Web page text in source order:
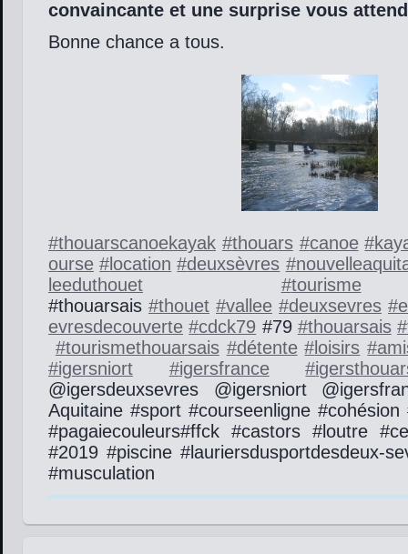
convaincante et une surprise vous
Bonne chance a tous.
#thouarscanoekayak #thouars #canoe #
ourse # location #deuxsèvres #
leeduthouet
#tourisme
#thouarsais #thouet #vallee #deuxsevres #
evresdecouverte #cdck79 #79 #thouarsais #
#tourismethouarsais #détente # loisirs #
#igersniort #igersfrance #
@igersdeuxsevres @igersniort
Aquitaine #sport #courseenligne #cohésion
#pagaiecouleurs#ffck #castors #loutre
#2019 #piscine #lauriersdusportdesdeux-
#musculation